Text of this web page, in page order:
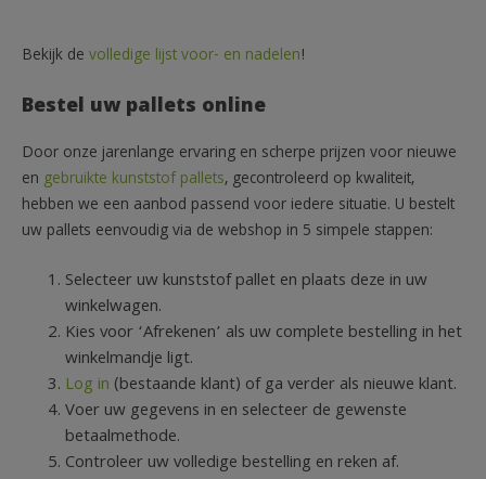
Bekijk de volledige lijst voor- en nadelen!
Bestel uw pallets online
Door onze jarenlange ervaring en scherpe prijzen voor nieuwe
en gebruikte kunststof pallets, gecontroleerd op kwaliteit,
hebben we een aanbod passend voor iedere situatie. U bestelt
uw pallets eenvoudig via de webshop in 5 simpele stappen:
Selecteer uw kunststof pallet en plaats deze in uw
winkelwagen.
Kies voor ‘Afrekenen’ als uw complete bestelling in het
winkelmandje ligt.
Log in (bestaande klant) of ga verder als nieuwe klant.
Voer uw gegevens in en selecteer de gewenste
betaalmethode.
Controleer uw volledige bestelling en reken af.